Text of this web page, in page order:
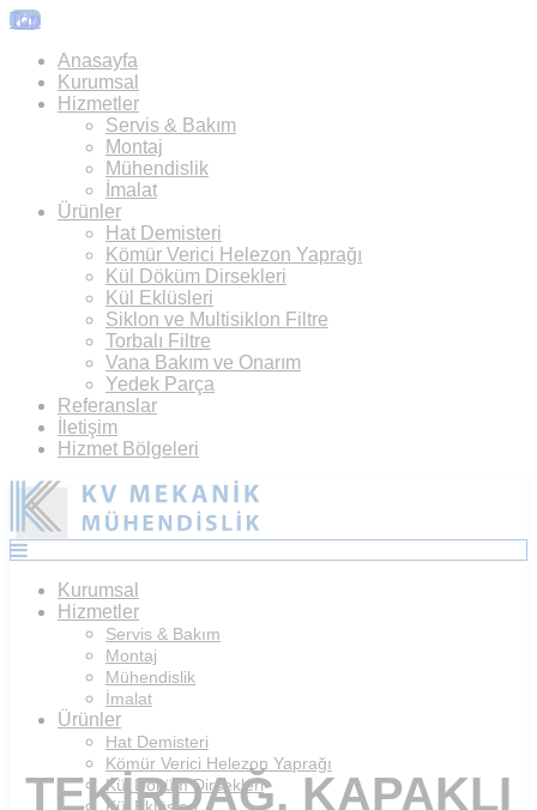
Top
Anasayfa
Kurumsal
Hizmetler
Servis & Bakım
Montaj
Mühendislik
İmalat
Ürünler
Hat Demisteri
Kömür Verici Helezon Yaprağı
Kül Döküm Dirsekleri
Kül Eklüsleri
Siklon ve Multisiklon Filtre
Torbalı Filtre
Vana Bakım ve Onarım
Yedek Parça
Referanslar
İletişim
Hizmet Bölgeleri
Kurumsal
Hizmetler
Servis & Bakım
Montaj
Mühendislik
İmalat
Ürünler
Hat Demisteri
Kömür Verici Helezon Yaprağı
Kül Döküm Dirsekleri
TEKIRDAĞ, KAPAKLI